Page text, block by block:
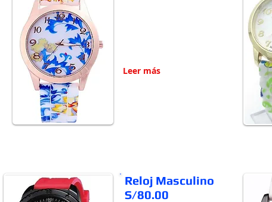
Leer más
Reloj Masculino
S/80.00